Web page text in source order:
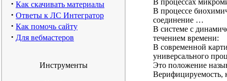
· Как скачивать материалы
· Ответы к ЛС Интегратор
· Как помочь сайту
· Для вебмастеров
Инструменты
В процессах
В процессе
соединение …
В системе с
течением времени:
В современной
универсального
Это положение
Верифицируемость,